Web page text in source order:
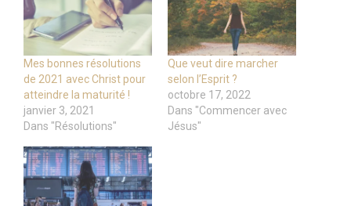
Mes bonnes résolutions
de 2021 avec Christ pour
atteindre la maturité !
janvier 3, 2021
Dans "Résolutions"
Que veut dire marcher
selon l’Esprit ?
octobre 17, 2022
Dans "Commencer avec
Jésus"